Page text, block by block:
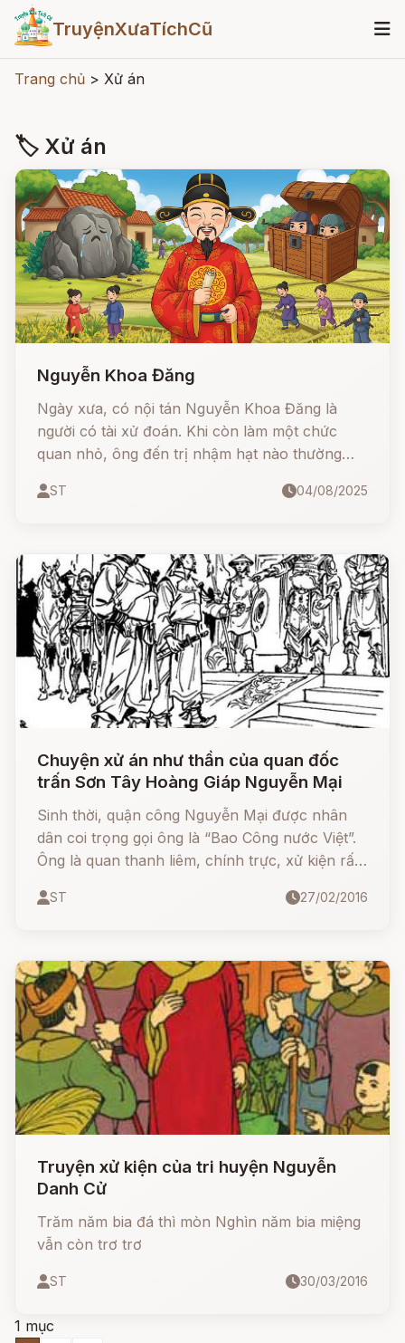
TruyệnXưaTíchCũ
Trang chủ > Xử án
🏷 Xử án
Nguyễn Khoa Đăng
Ngày xưa, có nội tán Nguyễn Khoa Đăng là
người có tài xử đoán. Khi còn làm một chức
quan nhỏ, ông đến trị nhậm hạt nào thường
xử mà còn vì lòng tốt của ông lúc nào cũng lo
ST 04/08/2025
Chuyện xử án như thần của quan đốc
trấn Sơn Tây Hoàng Giáp Nguyễn Mại
Sinh thời, quận công Nguyễn Mại được nhân
dân coi trọng gọi ông là “Bao Công nước Việt”.
Ông là quan thanh liêm, chính trực, xử kiện rất
ST 27/02/2016
Truyện xử kiện của tri huyện Nguyễn
Danh Cử
Trăm năm bia đá thì mòn Nghìn năm bia miệng
vẫn còn trơ trơ
ST 30/03/2016
1 mục